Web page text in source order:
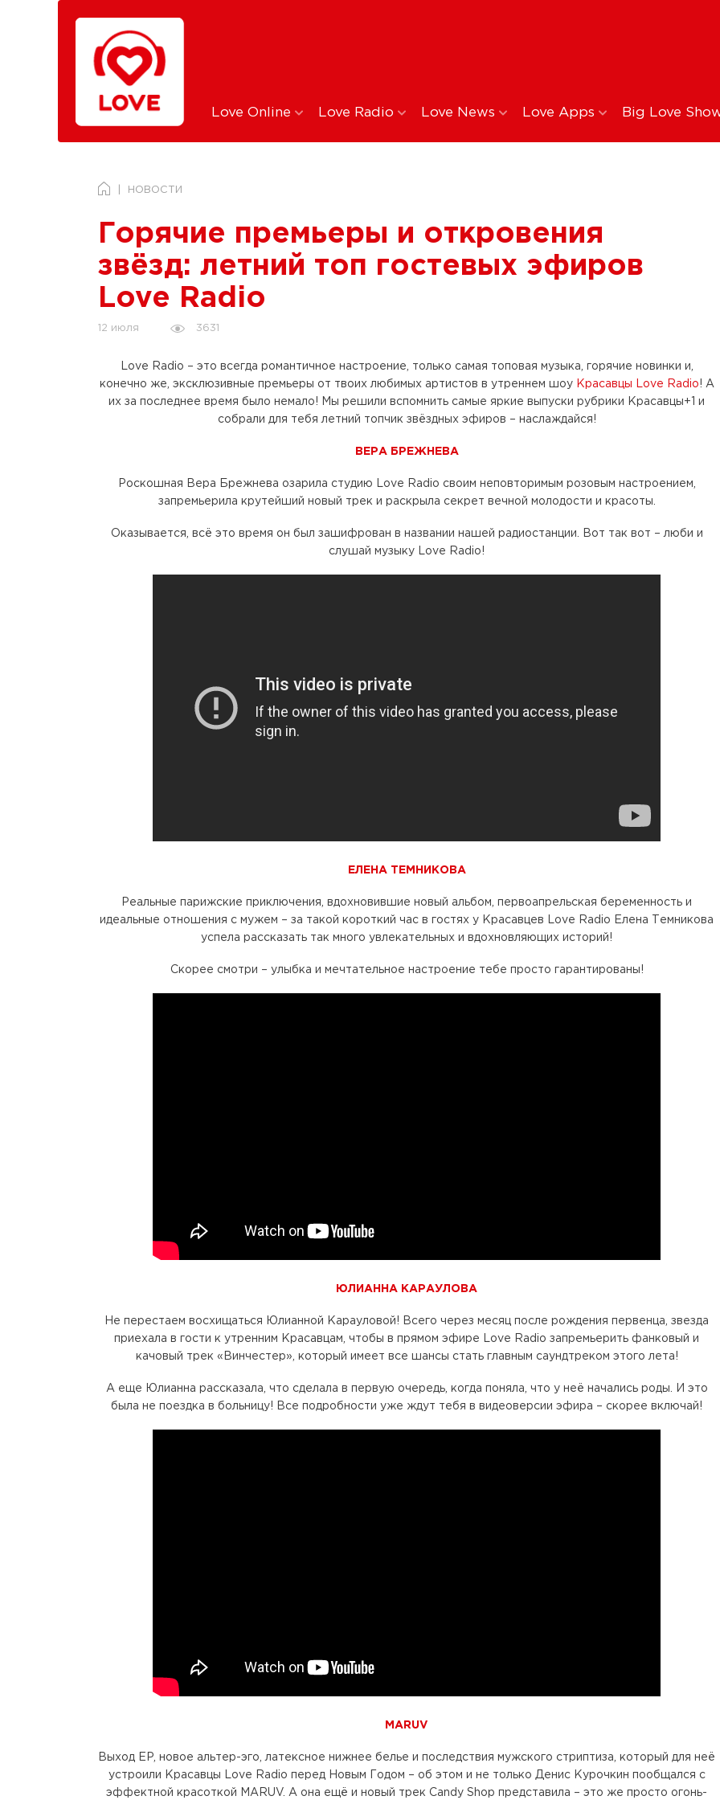
Love Online Love Radio Love News Love Apps Big Love
НОВОСТИ
Горячие премьеры и откровения
звёзд: летний топ гостевых эфиров
Love Radio
12 июля 3631
Love Radio – это всегда романтичное настроение, только самая топовая музыка, горячие новинки и,
конечно же, эксклюзивные премьеры от твоих любимых артистов в утреннем шоу Красавцы Love Radio! А
их за последнее время было немало! Мы решили вспомнить самые яркие выпуски рубрики Красавцы+1 и
собрали для тебя летний топчик звёздных эфиров – наслаждайся!
ВЕРА БРЕЖНЕВА
Роскошная Вера Брежнева озарила студию Love Radio своим неповторимым розовым настроением,
запремьерила крутейший новый трек и раскрыла секрет вечной молодости и красоты.
Оказывается, всё это время он был зашифрован в названии нашей радиостанции. Вот так вот – люби и
слушай музыку Love Radio!
ЕЛЕНА ТЕМНИКОВА
Реальные парижские приключения, вдохновившие новый альбом, первоапрельская беременность и
идеальные отношения с мужем – за такой короткий час в гостях у Красавцев Love Radio Елена Темникова
успела рассказать так много увлекательных и вдохновляющих историй!
Скорее смотри – улыбка и мечтательное настроение тебе просто гарантированы!
ЮЛИАННА КАРАУЛОВА
Не перестаем восхищаться Юлианной Карауловой! Всего через месяц после рождения первенца, звезда
приехала в гости к утренним Красавцам, чтобы в прямом эфире Love Radio запремьерить фанковый и
качовый трек «Винчестер», который имеет все шансы стать главным саундтреком этого лета!
А еще Юлианна рассказала, что сделала в первую очередь, когда поняла, что у неё начались роды. И это
была не поездка в больницу! Все подробности уже ждут тебя в видеоверсии эфира – скорее включай!
MARUV
Выход EP, новое альтер-эго, латексное нижнее белье и последствия мужского стриптиза, который для неё
устроили Красавцы Love Radio перед Новым Годом – об этом и не только Денис Курочкин пообщался с
эффектной красоткой MARUV. А она ещё и новый трек Candy Shop представила – это же просто огонь-